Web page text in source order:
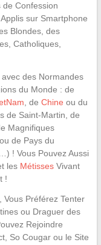
de Confession
Applis sur Smartphone
Blondes, des
Catholiques,
des Normandes
du Monde : de
, de Chine ou du
de Saint-Martin, de
Magnifiques
de Pays du
! Vous Pouvez Aussi
les MétissesVivant
!
Vous Préférez Tenter
ou Draguer des
Rejoindre
So Cougar ou le Site